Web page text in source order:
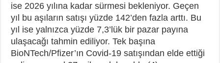
ise 2026 yılına kadar sürmesi bekleniyor. Geçen
yıl bu aşıların satışı yüzde 142’den fazla arttı. Bu
yıl ise yalnızca yüzde 7,3’lük bir pazar payına
ulaşacağı tahmin ediliyor. Tek başına
BioNTech/Pfizer’ın Covid-19 satışından elde ettiği